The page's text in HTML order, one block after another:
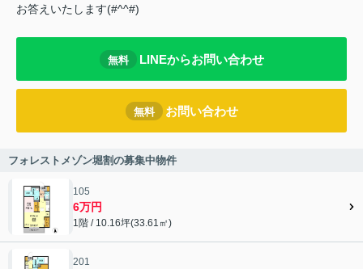
お答えいたします(#^^#)
無料 LINEからお問い合わせ
無料 お問い合わせ
フォレストメゾン堀割の募集中物件
105
6万円
1階 / 10.16坪(33.61㎡)
201